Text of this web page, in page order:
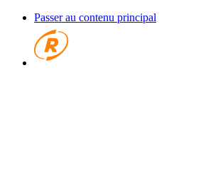
Passer au contenu principal